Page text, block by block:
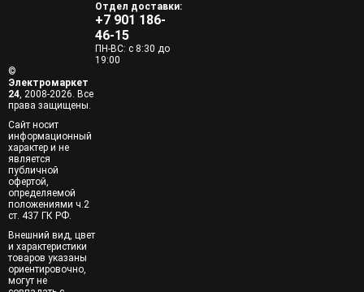
Отдел доставки:
+7 901 186-
46-15
ПН-ВС: с 8:30 до
19:00
©
Электромаркет
24, 2008-2026. Все
права защищены.
Сайт носит
информационный
характер и не
является
публичной
офертой,
определяемой
положениями ч.2
ст. 437 ГК РФ.
Внешний вид, цвет
и характеристики
товаров указаны
ориентировочно,
могут не